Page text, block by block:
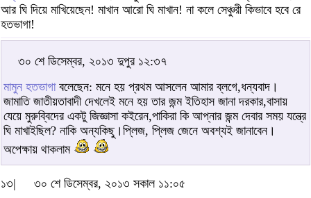
আর ঘি দিয়ে মাখিয়েছেন! মাখান আরো ঘি মাখান! না কলে সেঞ্চুরী কিভাবে হবে রে
হতভাগা!
৩০ শে ডিসেম্বর, ২০১৩ দুপুর ১২:৩৭
মামুন হতভাগাবলেছেন: মনে হয় প্রথম আসলেন আমার ব্লগে,ধন্যবাদ।
জামাতি জাতীয়তাবাদী দেখলেই মনে হয় তার জন্ম ইতিহাস জানা দরকার,বাসায়
যেয়ে মুরুব্বিদের একটু জিজ্ঞাসা কইরেন,পাকিরা কি আপ্নার জন্ম দেবার সময় যন্ত্রে
ঘি মাখাইছিল? নাকি অন্যকিছু।প্লিজ, প্লিজ জেনে অবশ্যই জানাবেন।
অপেক্ষায় থাকলাম
১৩|
৩০ শে ডিসেম্বর, ২০১৩ সকাল ১১:০৫